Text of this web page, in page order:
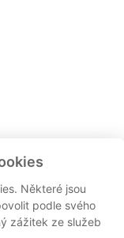
Některé jsou
podle svého
zážitek ze služeb